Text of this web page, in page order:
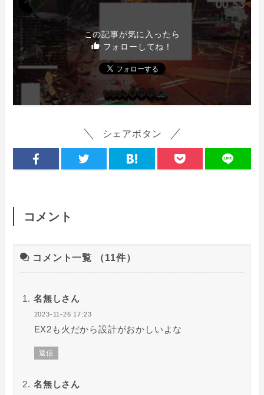
この記事が気に入ったら
フォローしてね！
シェアボタン
コメント
コメント一覧 （11件）
名無しさん
2023-11-26 17:23
EX2も火だから設計がおかしいよな
返信
名無しさん